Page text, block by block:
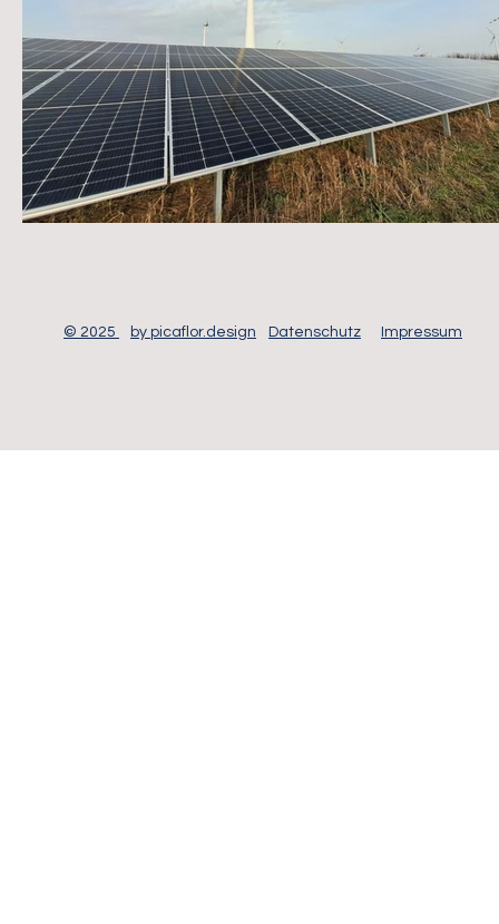
© 2025 Datenschutz Impressum
by picaflor.design